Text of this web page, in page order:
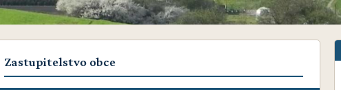
Zastupitelstvo obce